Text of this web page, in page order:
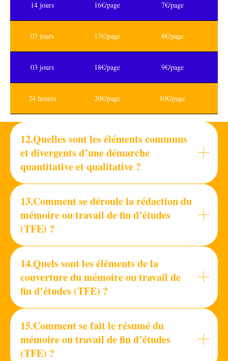
14 jours 16€/page 7€/page
07 jours 17€/page 8€/page
03 jours 18€/page 9€/page
24 heures 20€/page 10€/page
12.Quelles sont les éléments communs
et divergents d’une démarche
quantitative et qualitative ?
13.Comment se déroule la rédaction du
mémoire ou travail de fin d’études
(TFE) ?
14.Quels sont les éléments de la
couverture du mémoire ou travail de
fin d’études (TFE) ?
15.Comment se fait le résumé du
mémoire ou travail de fin d’études
(TFE) ?